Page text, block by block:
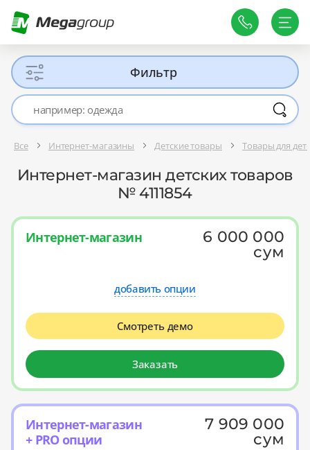
Фильтр
Все Интернет-магазины Детские товары Товары для
Интернет-магазин детских товаров
№ 4111854
Интернет-магазин
6 000 000
сум
добавить опции
Смотреть демо
Заказать
Интернет-магазин
+ PRO опции
7 909 000
сум